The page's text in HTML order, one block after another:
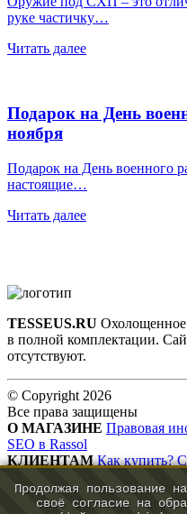
руке частичку…
Читать далее
Подарок на День
ноября
Подарок на День военного
настоящие…
Читать далее
TESSEUS.RU
в полной комплектации.
отсутствуют.
© Copyright 2026
Все права защищены
О МАГАЗИНЕ Правовая
SEO в Rassol
КЛИЕНТАМ Как купить?
КОНТАКТЫ
info@tesseus.ru
Продолжая пользование
своё согласие на